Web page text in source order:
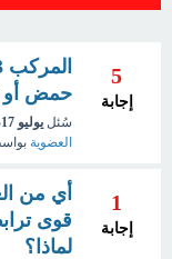
5
إجابة
حمض أو
سُئل يوليو 17، 2020
العضوية
1
إجابة
قوى
لماذا؟